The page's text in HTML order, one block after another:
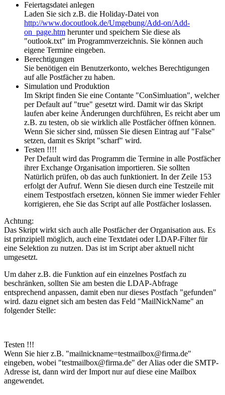
Feiertagsdatei anlegen
Laden Sie sich z.B. die Holiday-Datei von
http://www.docoutlook.de/Umgebung/Add-on/Add-
on_page.htm herunter und speichern Sie diese als
"outlook.txt" im Programmverzeichnis. Sie können auch
eigene Termine eingeben.
Berechtigungen
Sie benötigen ein Benutzerkonto, welches Berechtigungen
auf alle Postfächer zu haben.
Simulation und Produktion
Im Skript finden Sie eine Contante "ConSimluation", welcher
per Default auf "true" gesetzt wird. Damit wir das Skript
laufen aber keine Änderungen durchführen, Es reicht aber um
z.B. zu testen, ob sie wirklich alle Postfächer öffnen können.
Wenn Sie sicher sind, müssen Sie diesen Eintrag auf "False"
setzen, damit es Skript "scharf" wird.
Testen !!!!
Per Default wird das Programm die Termine in alle Postfächer
ihrer Exchange Organisation importieren. Sie sollten
Natürlich prüfen, ob das auch funktioniert. In der Zeile 153
erfolgt der Aufruf. Wenn Sie diesen durch eine Testzeile mit
einem Testpostfach ersetzen, können Sie immer wieder Fehler
korrigieren, ehe Sie das Script auf alle Postfächer loslassen.
Achtung:
Das Skript wirkt sich auch alle Postfächer der Organisation aus. Es
ist prinzipiell möglich, auch eine Textdatei oder LDAP-Filter für
eine Selektion zu nutzen. Das ist im Script aber aktuell nicht
umgesetzt.
Um daher z.B. die Funktion auf ein einzelnes Postfach zu
beschränken, sollten Sie am besten die LDAP-Abfrage
entsprechend anpassen, damit eben nur dieses Postfach "gefunden"
wird. dazu eignet sich am besten das Feld "MailNickName" an
folgender Stelle:
Testen !!!
Wenn Sie hier z.B. "mailnickname=testmailbox@firma.de"
eingeben, wobei "testmailbox@firma.de" der Alias oder die SMTP-
Adresse ist, dann wird der Import nur auf diese eine Mailbox
angewendet.